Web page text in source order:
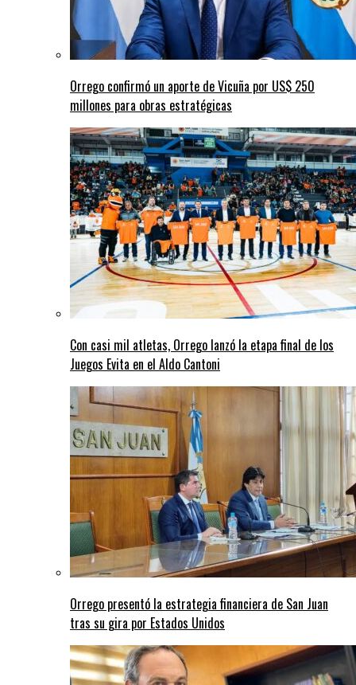
Orrego confirmó un aporte de Vicuña por US$ 250
millones para obras estratégicas
Con casi mil atletas, Orrego lanzó la etapa final de los
Juegos Evita en el Aldo Cantoni
Orrego presentó la estrategia financiera de San Juan
tras su gira por Estados Unidos